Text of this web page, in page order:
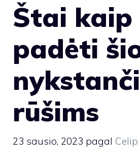
Štai kaip
padėti
rūšims
23 sausio, 2023 pagal Celip